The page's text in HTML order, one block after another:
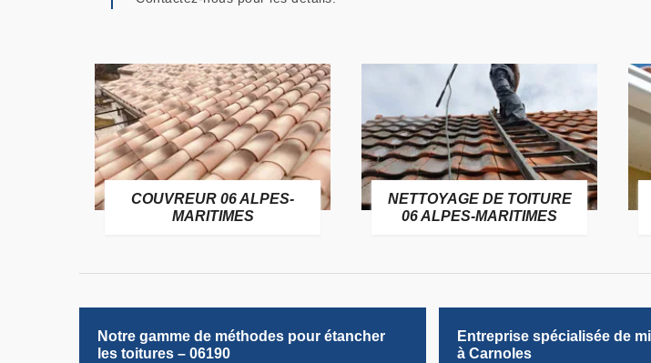
COUVREUR 06 ALPES-
MARITIMES
NETTOYAGE DE TOITURE
06 ALPES-MARITIMES
Notre gamme de méthodes pour étancher
les toitures – 06190
Entreprise spécialisée de
à Carnoles